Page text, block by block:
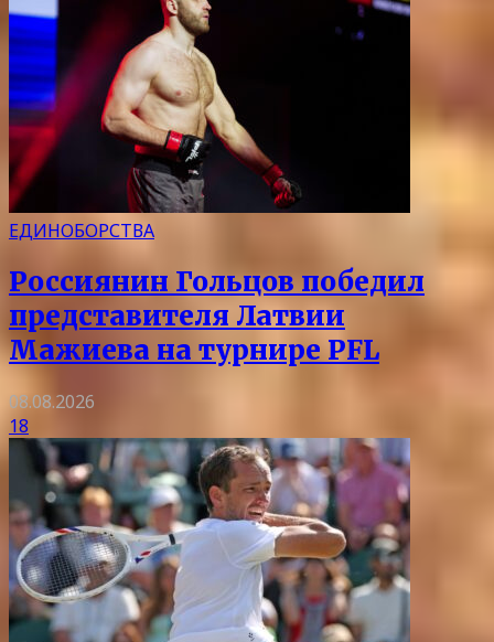
ЕДИНОБОРСТВА
Россиянин Гольцов победил
представителя Латвии
Мажиева на турнире PFL
08.08.2026
18